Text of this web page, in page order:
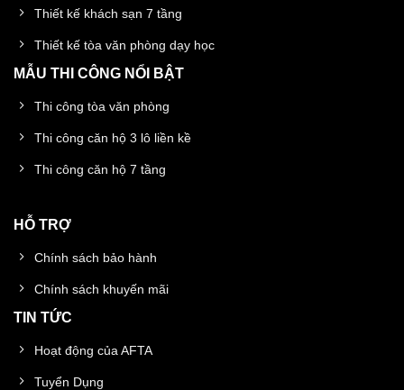
Thiết kế khách sạn 7 tầng
Thiết kế tòa văn phòng dạy học
MẪU THI CÔNG NỔI BẬT
Thi công tòa văn phòng
Thi công căn hộ 3 lô liền kề
Thi công căn hộ 7 tầng
HỖ TRỢ
Chính sách bảo hành
Chính sách khuyến mãi
TIN TỨC
Hoạt động của AFTA
Tuyển Dụng